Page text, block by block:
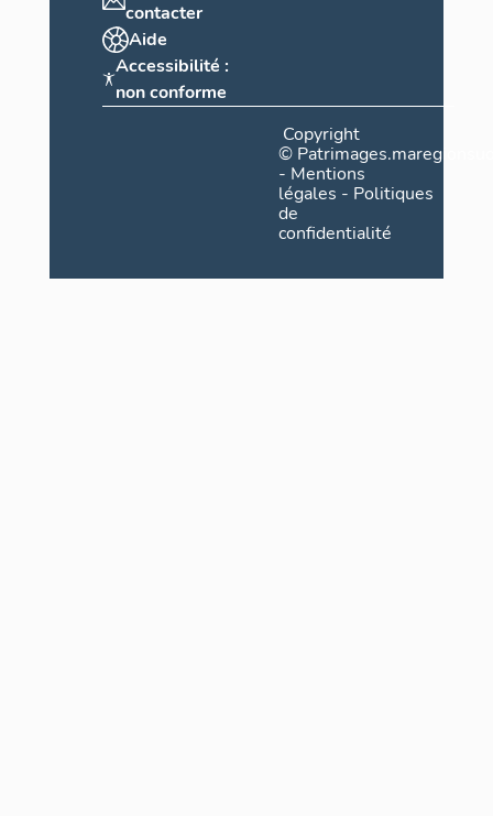
contacter
Aide
Accessibilité :
non conforme
Copyright
©
- Mentions
légales - Politiques
de
confidentialité